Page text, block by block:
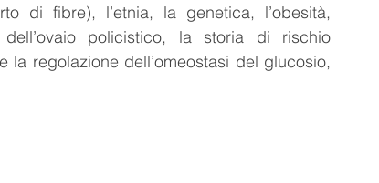
di fibre), l’etnia, la genetica, l’obesità,
policistico, la storia di rischio
regolazione dell’omeostasi del glucosio,